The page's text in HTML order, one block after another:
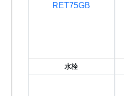
RET75GB
水栓